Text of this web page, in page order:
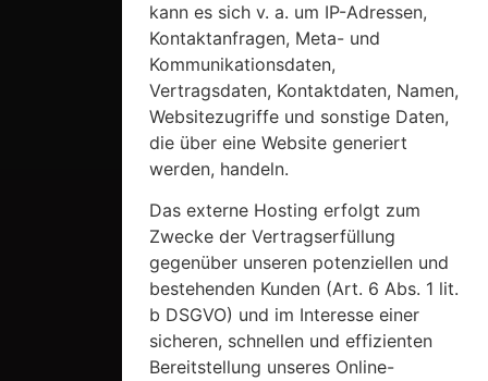
kann es sich v. a. um IP-Adressen,
Kontaktanfragen, Meta- und
Kommunikationsdaten,
Vertragsdaten, Kontaktdaten, Namen,
Websitezugriffe und sonstige Daten,
die über eine Website generiert
werden, handeln.
Das externe Hosting erfolgt zum
Zwecke der Vertragserfüllung
gegenüber unseren potenziellen und
bestehenden Kunden (Art. 6 Abs. 1 lit.
b DSGVO) und im Interesse einer
sicheren, schnellen und effizienten
Bereitstellung unseres Online-